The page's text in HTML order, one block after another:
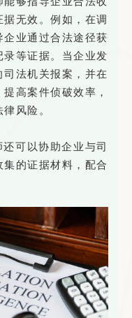
无效。例如，在调
业通过合法途径获
等证据。当企业发
法机关报案，并在
高案件侦破效率，
风险。
可以协助企业与司
的证据材料，配合